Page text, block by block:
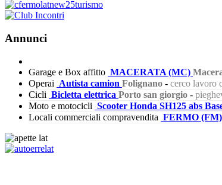
Annunci
Garage e Box affitto MACERATA (MC)
Operai Autista camion Folignano - cerco lavoro
Cicli Bicletta elettrica Porto san giorgio -
Moto e motocicli Scooter Honda SH125 abs
Locali commerciali compravendita FERMO (FM)